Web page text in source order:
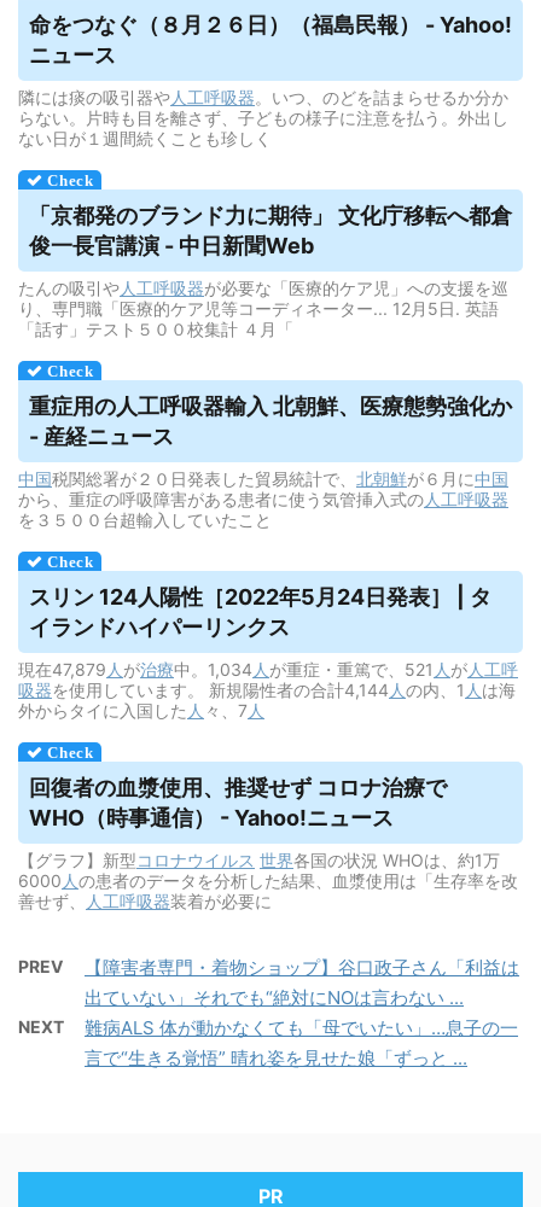
命をつなぐ（８月２６日）（福島民報） - Yahoo!
ニュース
隣には痰の吸引器や人工呼吸器。いつ、のどを詰まらせるか分か
らない。片時も目を離さず、子どもの様子に注意を払う。外出し
ない日が１週間続くことも珍しく
「京都発のブランド力に期待」 文化庁移転へ都倉
俊一長官講演 - 中日新聞Web
たんの吸引や人工呼吸器が必要な「医療的ケア児」への支援を巡
り、専門職「医療的ケア児等コーディネーター... 12月5日. 英語
「話す」テスト５００校集計 ４月「
重症用の人工呼吸器輸入 北朝鮮、医療態勢強化か
- 産経ニュース
中国税関総署が２０日発表した貿易統計で、 北朝鮮が６月に中国
から、重症の呼吸障害がある患者に使う気管挿入式の人工呼吸器
を３５００台超輸入していたこと
スリン 124人陽性［2022年5月24日発表］ | タ
イランドハイパーリンクス
現在47,879 人 が治療中。1,034 人 が重症・重篤で、521 人 が人工呼
吸器を使用しています。 新規陽性者の合計4,144 人の内、1 人 は海
外からタイに入国した 人 々、7 人
回復者の血漿使用、推奨せず コロナ治療で
WHO（時事通信） - Yahoo!ニュース
【グラフ】新型コロナウイルス 世界各国の状況 WHOは、約1万
6000 人の患者のデータを分析した結果、血漿使用は「生存率を改
善せず、
人工呼吸器装着が必要に
PREV
【障害者専門・着物ショップ】谷口政子さん「利益は
出ていない」それでも“絶対にNOは言わない ...
NEXT
難病ALS 体が動かなくても「母でいたい」…息子の一
言で“生きる覚悟” 晴れ姿を見せた娘「ずっと ...
PR